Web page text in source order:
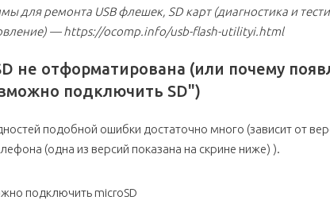
для ремонта USB флешек, SD карт (диагностика и
— https://ocomp.info/usb-flash-utilityi.html
не отформатирована (или почему
подключить SD")
подобной ошибки достаточно много (зависит от
(одна из версий показана на скрине ниже) ).
подключить microSD